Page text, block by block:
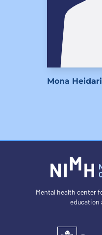
Mona
Mental health center
education